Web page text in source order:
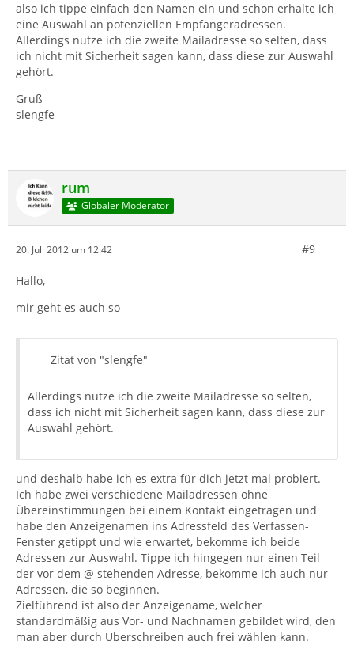
also ich tippe einfach den Namen ein und schon erhalte ich
eine Auswahl an potenziellen Empfängeradressen.
Allerdings nutze ich die zweite Mailadresse so selten, dass
ich nicht mit Sicherheit sagen kann, dass diese zur Auswahl
gehört.
Gruß
slengfe
rum
Globaler Moderator
20. Juli 2012 um 12:42 #9
Hallo,
mir geht es auch so
Zitat von "slengfe"
Allerdings nutze ich die zweite Mailadresse so selten,
dass ich nicht mit Sicherheit sagen kann, dass diese zur
Auswahl gehört.
und deshalb habe ich es extra für dich jetzt mal probiert.
Ich habe zwei verschiedene Mailadressen ohne
Übereinstimmungen bei einem Kontakt eingetragen und
habe den Anzeigenamen ins Adressfeld des Verfassen-
Fenster getippt und wie erwartet, bekomme ich beide
Adressen zur Auswahl. Tippe ich hingegen nur einen Teil
der vor dem @ stehenden Adresse, bekomme ich auch nur
Adressen, die so beginnen.
Zielführend ist also der Anzeigename, welcher
standardmäßig aus Vor- und Nachnamen gebildet wird, den
man aber durch Überschreiben auch frei wählen kann.